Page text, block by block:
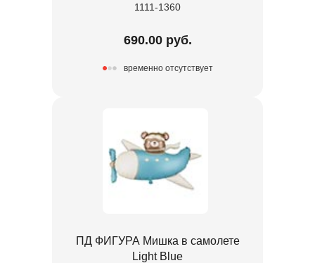
1111-1360
690.00 руб.
временно отсутствует
ПД ФИГУРА Мишка в самолете
Light Blue